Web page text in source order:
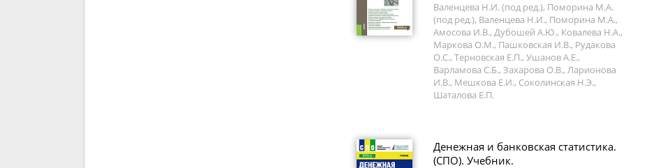
Валенцева Н.И. (под ред.), Поморина М.А.
(под ред.), Валенцева Н.И., Поморина М.А.,
Амосова И.В., Дубошей А.Ю., Ковалева Н.А.,
Маркова О.М., Пашковская И.В., Рудакова
О.С., Терновская Е.П., Ушанов А.Е.,
Варламова С.Б., Захарова О.В., Ларионова
И.В., Мешкова Е.И., Соколинская Н.Э.,
Шаталова Е.П.
Денежная и банковская статистика.
(СПО). Учебник.